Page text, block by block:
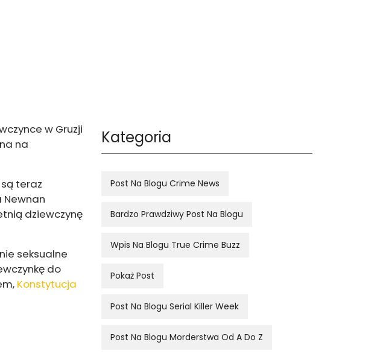
w Gruzji
na
teraz
Newnan
dziewczynę
seksualne
do
Konstytucja
Kategoria
Post Na Blogu Crime News
Bardzo Prawdziwy Post Na Blogu
Wpis Na Blogu True Crime Buzz
Pokaż Post
Post Na Blogu Serial Killer Week
Post Na Blogu Morderstwa Od A Do Z